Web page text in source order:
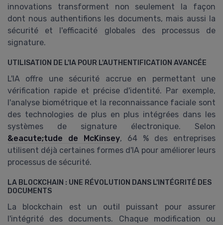
innovations transforment non seulement la façon
dont nous authentifions les documents, mais aussi la
sécurité et l'efficacité globales des processus de
signature.
UTILISATION DE L'IA POUR L'AUTHENTIFICATION AVANCÉE
L'IA offre une sécurité accrue en permettant une
vérification rapide et précise d'identité. Par exemple,
l'analyse biométrique et la reconnaissance faciale sont
des technologies de plus en plus intégrées dans les
systèmes de signature électronique. Selon
&eacute;tude de McKinsey, 64 % des entreprises
utilisent déjà certaines formes d'IA pour améliorer leurs
processus de sécurité.
LA BLOCKCHAIN : UNE RÉVOLUTION DANS L'INTÉGRITÉ DES
DOCUMENTS
La blockchain est un outil puissant pour assurer
l'intégrité des documents. Chaque modification ou